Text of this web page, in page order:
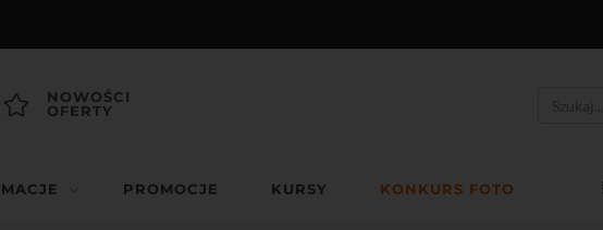
NOWOŚCI
OFERTY
PROMOCJE KURSY KONKURS FOTO